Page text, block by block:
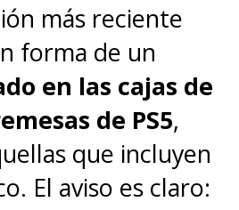
más reciente
forma de un
en las cajas de
de PS5,
que incluyen
El aviso es claro: